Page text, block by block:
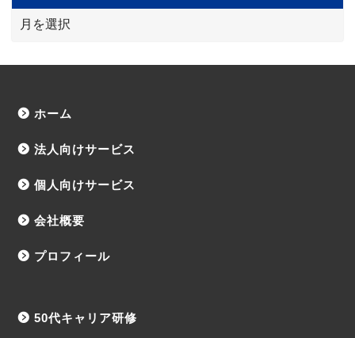
ホーム
法人向けサービス
個人向けサービス
会社概要
プロフィール
50代キャリア研修